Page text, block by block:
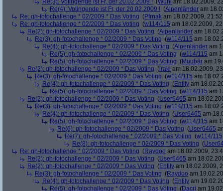
Re(3): Votingende ist Fr, der 20.02.2009 ! (Wuni am 18.02.2009,
Re(4): Votingende ist Fr, der 20.02.2009 ! (Alpenländer am
Re: gh-fotochallenge * 02/2009 * Das Voting (Pfrnak am 18.02.2009,
Re: gh-fotochallenge * 02/2009 * Das Voting (w114/115 am 18.02.2009,
Re(2): gh-fotochallenge * 02/2009 * Das Voting (Alpenländer am
Re(3): gh-fotochallenge * 02/2009 * Das Voting (w114/115 am
Re(4): gh-fotochallenge * 02/2009 * Das Voting (Alpenländer am
Re(5): gh-fotochallenge * 02/2009 * Das Voting (w114/115 am
Re(5): gh-fotochallenge * 02/2009 * Das Voting (Muubär am
Re(2): gh-fotochallenge * 02/2009 * Das Voting (iraki am 18.02.2009,
Re(3): gh-fotochallenge * 02/2009 * Das Voting (w114/115 am
Re(4): gh-fotochallenge * 02/2009 * Das Voting (Entity am
Re(5): gh-fotochallenge * 02/2009 * Das Voting (w114/115 am
Re(2): gh-fotochallenge * 02/2009 * Das Voting (User6465 am
Re(3): gh-fotochallenge * 02/2009 * Das Voting (w114/115 am
Re(4): gh-fotochallenge * 02/2009 * Das Voting (User6465 am
Re(5): gh-fotochallenge * 02/2009 * Das Voting (w114/115 am
Re(6): gh-fotochallenge * 02/2009 * Das Voting (User6465
Re(7): gh-fotochallenge * 02/2009 * Das Voting (w114/115
Re(8): gh-fotochallenge * 02/2009 * Das Voting (
Re: gh-fotochallenge * 02/2009 * Das Voting (Raydoo am 18.02.2009,
Re(2): gh-fotochallenge * 02/2009 * Das Voting (User6465 am
Re(2): gh-fotochallenge * 02/2009 * Das Voting (Entity am 18.02.2009,
Re(3): gh-fotochallenge * 02/2009 * Das Voting (Raydoo am
Re(4): gh-fotochallenge * 02/2009 * Das Voting (Entity am
Re(5): gh-fotochallenge * 02/2009 * Das Voting (Dacri am